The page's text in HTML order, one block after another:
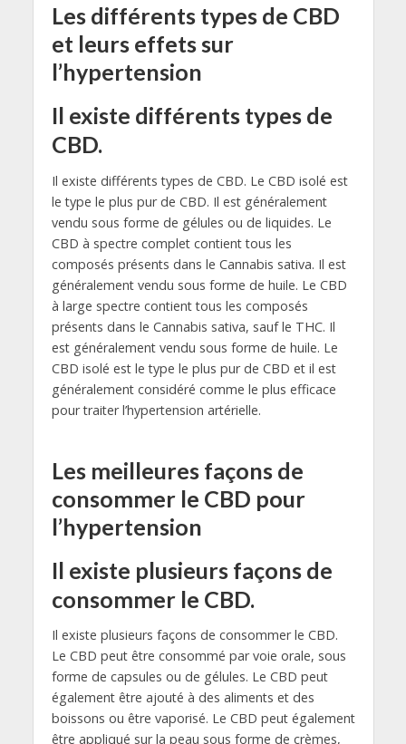
Les différents types de CBD
et leurs effets sur
l’hypertension
Il existe différents types de
CBD.
Il existe différents types de CBD. Le CBD isolé est
le type le plus pur de CBD. Il est généralement
vendu sous forme de gélules ou de liquides. Le
CBD à spectre complet contient tous les
composés présents dans le Cannabis sativa. Il est
généralement vendu sous forme de huile. Le CBD
à large spectre contient tous les composés
présents dans le Cannabis sativa, sauf le THC. Il
est généralement vendu sous forme de huile. Le
CBD isolé est le type le plus pur de CBD et il est
généralement considéré comme le plus efficace
pour traiter l’hypertension artérielle.
Les meilleures façons de
consommer le CBD pour
l’hypertension
Il existe plusieurs façons de
consommer le CBD.
Il existe plusieurs façons de consommer le CBD.
Le CBD peut être consommé par voie orale, sous
forme de capsules ou de gélules. Le CBD peut
également être ajouté à des aliments et des
boissons ou être vaporisé. Le CBD peut également
être appliqué sur la peau sous forme de crèmes,